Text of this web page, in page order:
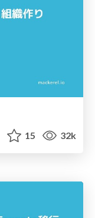
15 32k